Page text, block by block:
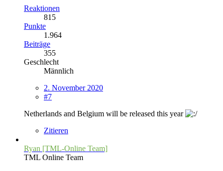
Reaktionen
815
Punkte
1.964
Beiträge
355
Geschlecht
Männlich
2. November 2020
#7
Netherlands and Belgium will be released this year
Zitieren
Ryan [TML-Online Team]
TML Online Team